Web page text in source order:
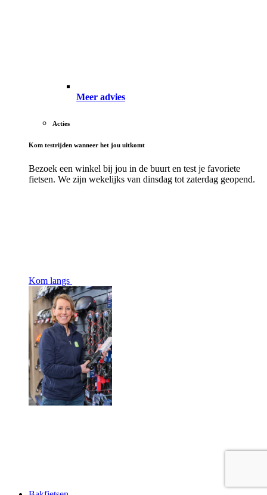
Meer advies
Acties
Kom testrijden wanneer het jou uitkomt
Bezoek een winkel bij jou in de buurt en test je favoriete
fietsen. We zijn wekelijks van dinsdag tot zaterdag geopend.
Kom langs